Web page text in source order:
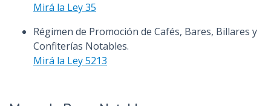
Mirá la Ley 35
Régimen de Promoción de Cafés, Bares, Billares y
Confiterías Notables.
Mirá la Ley 5213